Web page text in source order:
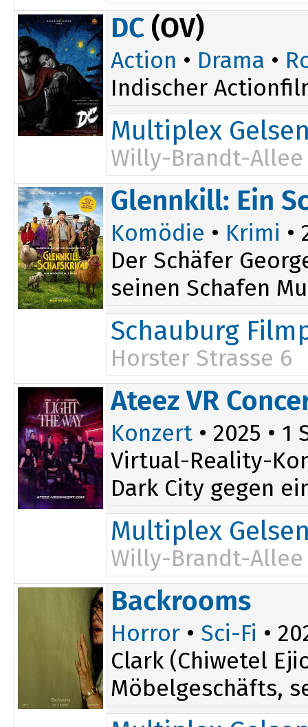
19:30
DC (OV)
Action • Drama •
Indischer
Multiplex
Willy-Brandt-Allee
Glennkill: Ein
Komödie • Krimi •
Der Schäfer
seinen Schafen
Schauburg
Horster Strasse 6
17:45
20:15
Ateez VR
Konzert • 2025 • 1
Virtual-Reality-
Dark City gegen
Multiplex
Willy-Brandt-Allee
Backrooms
Horror • Sci-Fi •
Clark (Chiwetel
Möbelgeschäfts,